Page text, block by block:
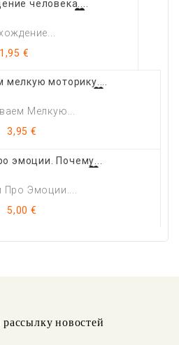
€
Мелкую...
Цена
3,95 €
Про Эмоции....
Цена
5,00 €
новостей